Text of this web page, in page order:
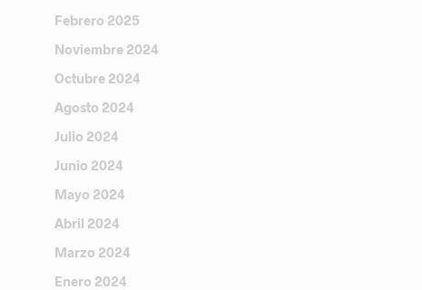
Febrero 2025
Noviembre 2024
Octubre 2024
Agosto 2024
Julio 2024
Junio 2024
Mayo 2024
Abril 2024
Marzo 2024
Enero 2024